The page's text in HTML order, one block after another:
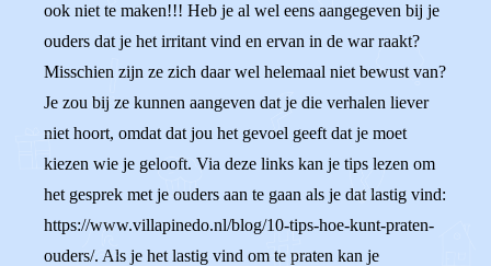
ook niet te maken!!! Heb je al wel eens aangegeven bij je
ouders dat je het irritant vind en ervan in de war raakt?
Misschien zijn ze zich daar wel helemaal niet bewust van?
Je zou bij ze kunnen aangeven dat je die verhalen liever
niet hoort, omdat dat jou het gevoel geeft dat je moet
kiezen wie je gelooft. Via deze links kan je tips lezen om
het gesprek met je ouders aan te gaan als je dat lastig vind:
https://www.villapinedo.nl/blog/10-tips-hoe-kunt-praten-
ouders/. Als je het lastig vind om te praten kan je